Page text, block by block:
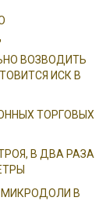
ВОЗВОДИТЬ
ИСК В
ТОРГОВЫХ
В ДВА РАЗА
В